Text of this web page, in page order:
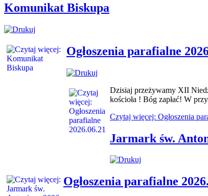
Komunikat Biskupa
Ogłoszenia parafialne
Dzisiaj przeżywamy XII
kościoła ! Bóg zapłać! W
Czytaj więcej: Ogłoszenia
Jarmark św.
Ogłoszenia parafialne